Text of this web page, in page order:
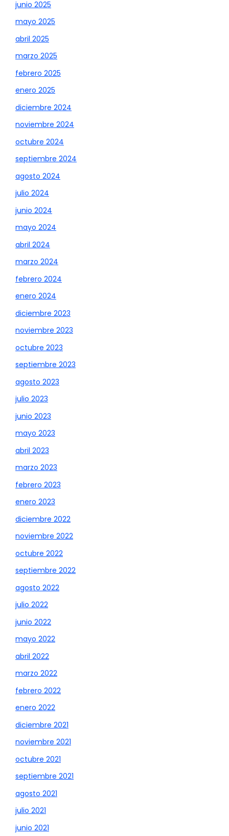
junio 2025
mayo 2025
abril 2025
marzo 2025
febrero 2025
enero 2025
diciembre 2024
noviembre 2024
octubre 2024
septiembre 2024
agosto 2024
julio 2024
junio 2024
mayo 2024
abril 2024
marzo 2024
febrero 2024
enero 2024
diciembre 2023
noviembre 2023
octubre 2023
septiembre 2023
agosto 2023
julio 2023
junio 2023
mayo 2023
abril 2023
marzo 2023
febrero 2023
enero 2023
diciembre 2022
noviembre 2022
octubre 2022
septiembre 2022
agosto 2022
julio 2022
junio 2022
mayo 2022
abril 2022
marzo 2022
febrero 2022
enero 2022
diciembre 2021
noviembre 2021
octubre 2021
septiembre 2021
agosto 2021
julio 2021
junio 2021